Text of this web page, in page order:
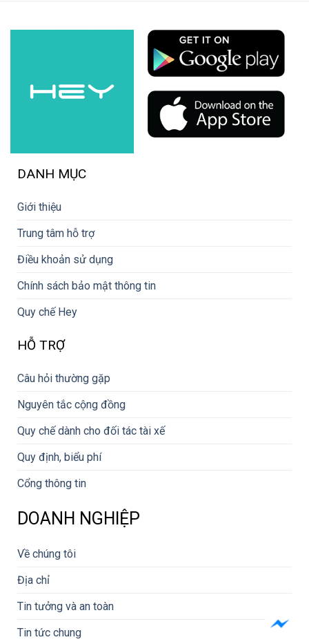
DANH MỤC
Giới thiệu
Trung tâm hỗ trợ
Điều khoản sử dụng
Chính sách bảo mật thông tin
Quy chế Hey
HỖ TRỢ
Câu hỏi thường gặp
Nguyên tắc cộng đồng
Quy chế dành cho đối tác tài xế
Quy định, biểu phí
Cổng thông tin
DOANH NGHIỆP
Về chúng tôi
Địa chỉ
Tin tưởng và an toàn
Tin tức chung